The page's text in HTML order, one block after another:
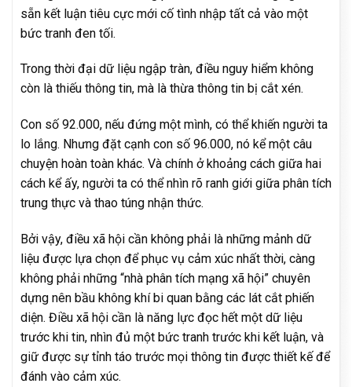
sẵn kết luận tiêu cực mới cố tình nhập tất cả vào một
bức tranh đen tối.
Trong thời đại dữ liệu ngập tràn, điều nguy hiểm không
còn là thiếu thông tin, mà là thừa thông tin bị cắt xén.
Con số 92.000, nếu đứng một mình, có thể khiến người ta
lo lắng. Nhưng đặt cạnh con số 96.000, nó kể một câu
chuyện hoàn toàn khác. Và chính ở khoảng cách giữa hai
cách kể ấy, người ta có thể nhìn rõ ranh giới giữa phân tích
trung thực và thao túng nhận thức.
Bởi vậy, điều xã hội cần không phải là những mảnh dữ
liệu được lựa chọn để phục vụ cảm xúc nhất thời, càng
không phải những “nhà phân tích mạng xã hội” chuyên
dựng nên bầu không khí bi quan bằng các lát cắt phiến
diện. Điều xã hội cần là năng lực đọc hết một dữ liệu
trước khi tin, nhìn đủ một bức tranh trước khi kết luận, và
giữ được sự tỉnh táo trước mọi thông tin được thiết kế để
đánh vào cảm xúc.